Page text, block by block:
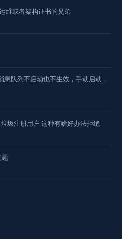
维或者架构证书的兄弟
息队列不启动也不生效，手动启动，
圾注册用户 这种有啥好办法拒绝
题